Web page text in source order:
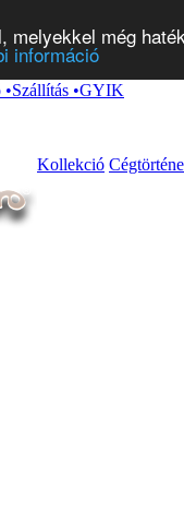
melyekkel még
információ
•Szállítás •GYIK
Kollekció